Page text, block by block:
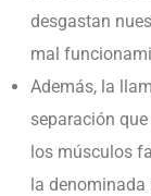
desgastan
mal
Además, la
separación
los músculos
la denominada